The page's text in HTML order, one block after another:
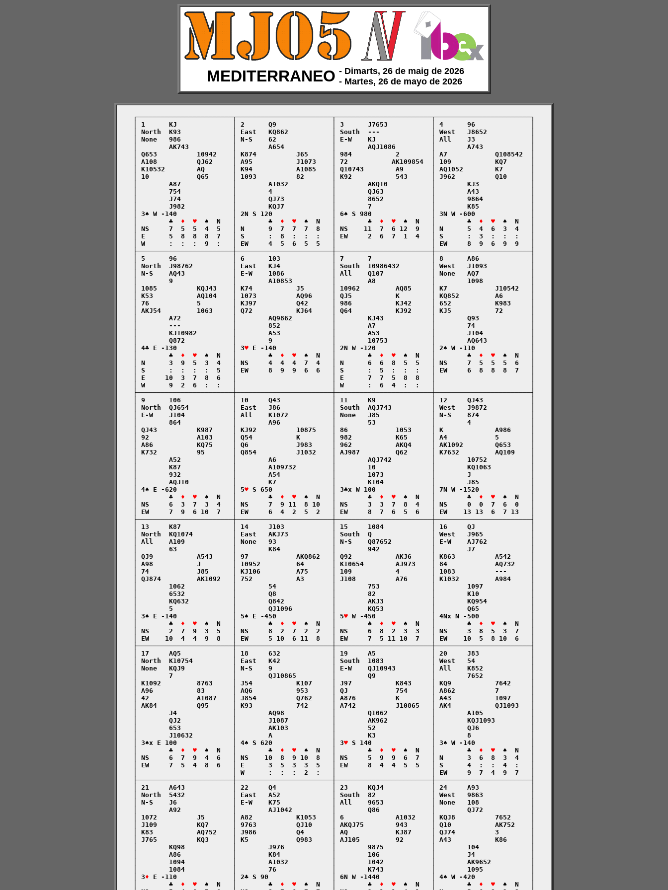
MEDITERRANEO ‑ Dimarts, 26 de maig de 2026
‑ Martes, 26 de mayo de 2026
    ┌────────────────────────┬────────────────────────┬────────────────────────┬────────────────────────┐
    │ 1      KJ              │ 2      Q9              │ 3      J7653           │ 4      96              │
    │ North  K93             │ East   KQ862           │ South  ---             │ West   J8652           │
    │ None   986             │ N-S    62              │ E-W    KJ              │ All    J3              │
    │        AK743           │        A654            │        AQJ1086         │        A743            │
    │ Q653          10942    │ K874          J65      │ 984           2        │ A7            Q108542  │
    │ A108          QJ62     │ A95           J1073    │ 72           AK109854  │ 109           KQ7      │
    │ K10532        AQ       │ K94           A1085    │ Q10743        A9       │ AQ1052        K7       │
    │ 10            Q65      │ 1093          82       │ K92           543      │ J962          Q10      │
    │        A87             │        A1032           │        AKQ10           │        KJ3             │
    │        754             │        4               │        QJ63            │        A43             │
    │        J74             │        QJ73            │        8652            │        9864            │
    │        J982            │        KQJ7            │        7               │        K85             │
    │ 3♠ W -140              │ 2N S 120               │ 6♠ S 980               │ 3N W -600              │
    │        ♣
♦  ♥
  ♠  N   │        ♣
♦  ♥
  ♠  N   │        ♣
♦  ♥
  ♠  N   │        ♣
♦  ♥
  ♠  N   │
    │ NS     7  5  5  4  5   │ N      9  7  7  7  8   │ NS    11  7  6 12  9   │ N      5  4  6  3  4   │
    │ E      5  8  8  8  7   │ S      :  8  :  :  :   │ EW     2  6  7  1  4   │ S      :  3  :  :  :   │
    │ W      :  :  :  9  :   │ EW     4  5  6  5  5   │                        │ EW     8  9  6  9  9   │
    ├────────────────────────┼────────────────────────┼────────────────────────┼────────────────────────┤
    │ 5      96              │ 6      103             │ 7      7               │ 8      A86             │
    │ North  J98762          │ East   KJ4             │ South  10986432        │ West   J1093           │
    │ N-S    AQ43            │ E-W    1086            │ All    Q107            │ None   AQ7             │
    │        9               │        A10853          │        A8              │        1098            │
    │ 1085          KQJ43    │ K74           J5       │ 10962         AQ85     │ K7            J10542   │
    │ K53           AQ104    │ 1073          AQ96     │ QJ5           K        │ KQ852         A6       │
    │ 76            5        │ KJ97          Q42      │ 986           KJ42     │ 652           K983     │
    │ AKJ54         1063     │ Q72           KJ64     │ Q64           KJ92     │ KJ5           72       │
    │        A72             │        AQ9862          │        KJ43            │        Q93             │
    │        ---             │        852             │        A7              │        74              │
    │        KJ10982         │        A53             │        A53             │        J104            │
    │        Q872            │        9               │        10753           │        AQ643           │
    │ 4♣ E -130              │ 3
♥ E -140              │ 2N W -120              │ 2♠ W -110              │
    │        ♣
♦  ♥
  ♠  N   │        ♣
♦  ♥
  ♠  N   │        ♣
♦  ♥
  ♠  N   │        ♣
♦  ♥
  ♠  N   │
    │ N      3  9  5  3  4   │ NS     4  4  4  7  4   │ N      6  6  8  5  5   │ NS     7  5  5  5  6   │
    │ S      :  :  :  :  5   │ EW     8  9  9  6  6   │ S      :  5  :  :  :   │ EW     6  8  8  8  7   │
    │ E     10  3  7  8  6   │                        │ E      7  7  5  8  8   │                        │
    │ W      9  2  6  :  :   │                        │ W      :  6  4  :  :   │                        │
    ├────────────────────────┼────────────────────────┼────────────────────────┼────────────────────────┤
    │ 9      106             │ 10     Q43             │ 11     K9              │ 12     QJ43            │
    │ North  QJ654           │ East   J86             │ South  AQJ743          │ West   J9872           │
    │ E-W    J104            │ All    K1072           │ None   J85             │ N-S    874             │
    │        864             │        A96             │        53              │        4               │
    │ QJ43          K987     │ KJ92          10875    │ 86            1053     │ K             A986     │
    │ 92            A103     │ Q54           K        │ 982           K65      │ A4            5        │
    │ A86           KQ75     │ Q6            J983     │ 962           AKQ4     │ AK1092        Q653     │
    │ K732          95       │ Q854          J1032    │ AJ987         Q62      │ K7632         AQ109    │
    │        A52             │        A6              │        AQJ742          │        10752           │
    │        K87             │        A109732         │        10              │        KQ1063          │
    │        932             │        A54             │        1073            │        J               │
    │        AQJ10           │        K7              │        K104            │        J85             │
    │ 4♠ E -620              │ 5
♥ S 650               │ 3♣x W 100              │ 7N W -1520             │
    │        ♣
♦  ♥
  ♠  N   │        ♣
♦  ♥
  ♠  N   │        ♣
♦  ♥
  ♠  N   │        ♣
♦  ♥
  ♠  N   │
    │ NS     6  3  7  3  4   │ NS     7  9 11  8 10   │ NS     3  3  7  8  4   │ NS     0  0  7  6  0   │
    │ EW     7  9  6 10  7   │ EW     6  4  2  5  2   │ EW     8  7  6  5  6   │ EW    13 13  6  7 13   │
    ├────────────────────────┼────────────────────────┼────────────────────────┼────────────────────────┤
    │ 13     K87             │ 14     J103            │ 15     1084            │ 16     QJ              │
    │ North  KQ1074          │ East   AKJ73           │ South  Q               │ West   J965            │
    │ All    A109            │ None   93              │ N-S    Q87652          │ E-W    AJ762           │
    │        63              │        K84             │        942             │        J7              │
    │ QJ9           A543     │ 97            AKQ862   │ Q92           AKJ6     │ K863          A542     │
    │ A98           J        │ 10952         64       │ K10654        AJ973    │ 84            AQ732    │
    │ 74            J85      │ KJ106         A75      │ 109           4        │ 1083          ---      │
    │ QJ874         AK1092   │ 752           A3       │ J108          A76      │ K1032         A984     │
    │        1062            │        54              │        753             │        1097            │
    │        6532            │        Q8              │        82              │        K10             │
    │        KQ632           │        Q842            │        AKJ3            │        KQ954           │
    │        5               │        QJ1096          │        KQ53            │        Q65             │
    │ 3♠ E -140              │ 5♠ E -450              │ 5
♥ W -450              │ 4Nx N -500             │
    │        ♣
♦  ♥
  ♠  N   │        ♣
♦  ♥
  ♠  N   │        ♣
♦  ♥
  ♠  N   │        ♣
♦  ♥
  ♠  N   │
    │ NS     2  7  9  3  5   │ NS     8  2  7  2  2   │ NS     6  8  2  3  3   │ NS     3  8  5  3  7   │
    │ EW    10  4  4  9  8   │ EW     5 10  6 11  8   │ EW     7  5 11 10  7   │ EW    10  5  8 10  6   │
    ├────────────────────────┼────────────────────────┼────────────────────────┼────────────────────────┤
    │ 17     AQ5             │ 18     632             │ 19     A5              │ 20     J83             │
    │ North  K10754          │ East   K42             │ South  1083            │ West   54              │
    │ None   KQJ9            │ N-S    9               │ E-W    QJ10943         │ All    K852            │
    │        7               │        QJ10865         │        Q9              │        7652            │
    │ K1092         8763     │ J54           K107     │ J97           K843     │ KQ9           7642     │
    │ A96           83       │ AQ6           953      │ QJ            754      │ A862          7        │
    │ 42            A1087    │ J854          Q762     │ A876          K        │ A43           1097     │
    │ AK84          Q95      │ K93           742      │ A742          J10865   │ AK4           QJ1093   │
    │        J4              │        AQ98            │        Q1062           │        A105            │
    │        QJ2             │        J1087           │        AK962           │        KQJ1093         │
    │        653             │        AK103           │        52              │        QJ6             │
    │        J10632          │        A               │        K3              │        8               │
    │ 3♠x E 100              │ 4♠ S 620               │ 3
♥ S 140               │ 3♠ W -140              │
    │        ♣
♦  ♥
  ♠  N   │        ♣
♦  ♥
  ♠  N   │        ♣
♦  ♥
  ♠  N   │        ♣
♦  ♥
  ♠  N   │
    │ NS     6  7  9  4  6   │ NS    10  8  9 10  8   │ NS     5  9  9  6  7   │ N      3  6  8  3  4   │
    │ EW     7  5  4  8  6   │ E      3  5  3  3  5   │ EW     8  4  4  5  5   │ S      4  :  :  4  :   │
    │                        │ W      :  :  :  2  :   │                        │ EW     9  7  4  9  7   │
    ├────────────────────────┼────────────────────────┼────────────────────────┼────────────────────────┤
    │ 21     A643            │ 22     Q4              │ 23     KQJ4            │ 24     A93             │
    │ North  5432            │ East   A52             │ South  82              │ West   9863            │
    │ N-S    J6              │ E-W    K75             │ All    9653            │ None   108             │
    │        A92             │        AJ1042          │        Q86             │        QJ72            │
    │ 1072          J5       │ A82           K1053    │ 6             A1032    │ KQJ8          7652     │
    │ J109          KQ7      │ 9763          QJ10     │ AKQJ75        943      │ Q10           AK752    │
    │ K83           AQ752    │ J986          Q4       │ AQ            KJ87     │ QJ74          3        │
    │ J765          KQ3      │ K5            Q983     │ AJ105         92       │ A43           K86      │
    │        KQ98            │        J976            │        9875            │        104             │
    │        A86             │        K84             │        106             │        J4              │
    │        1094            │        A1032           │        1042            │        AK9652          │
    │        1084            │        76              │        K743            │        1095            │
    │ 3
♦ E -110              │ 2♣ S 90                │ 6N W -1440             │ 4♠ W -420              │
    │        ♣
♦  ♥
  ♠  N   │        ♣
♦  ♥
  ♠  N   │        ♣
♦  ♥
  ♠  N   │        ♣
♦  ♥
  ♠  N   │